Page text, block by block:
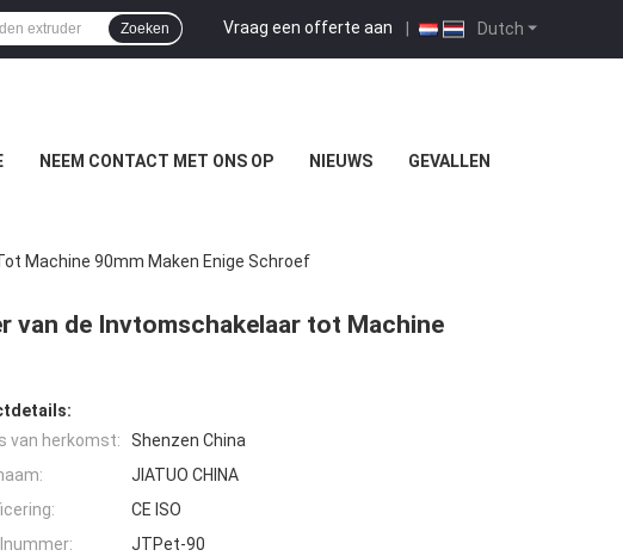
Dutch
Vraag een offerte aan |
Zoeken
NEEM CONTACT MET ONS OP NIEUWS GEVALLEN
Machine 90mm Maken Enige Schroef
van de Invtomschakelaar tot Machine
van herkomst:
Shenzen China
JIATUO CHINA
CE ISO
JTPet-90